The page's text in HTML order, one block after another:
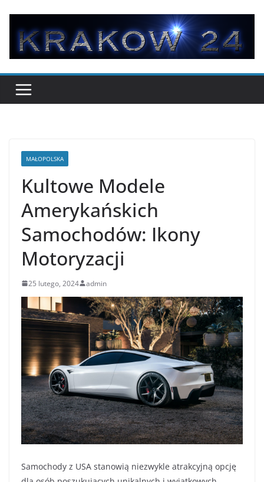
treści
MAŁOPOLSKA
Kultowe Modele
Amerykańskich
Samochodów: Ikony
Motoryzacji
25 lutego, 2024 admin
Samochody z USA stanowią niezwykle atrakcyjną opcję